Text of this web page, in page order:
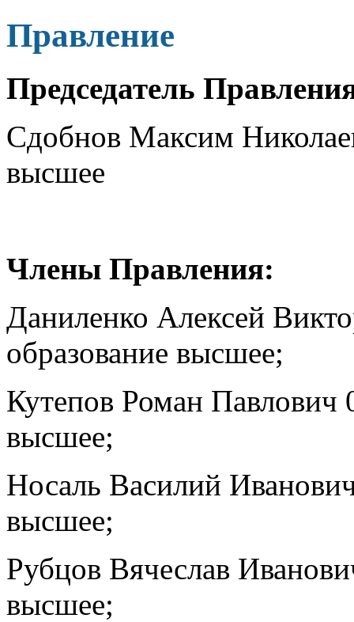
Правление
Председатель
Сдобнов Максим
высшее
Члены Правления:
Даниленко Алексей
образование высшее;
Кутепов Роман Павлович
высшее;
Носаль Василий
высшее;
Рубцов Вячеслав
высшее;